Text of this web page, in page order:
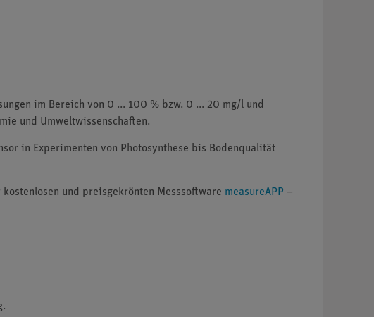
im Bereich von 0 ... 100 % bzw. 0 ... 20 mg/l und
und Umweltwissenschaften.
in Experimenten von Photosynthese bis Bodenqualität
und preisgekrönten Messsoftware measureAPP –